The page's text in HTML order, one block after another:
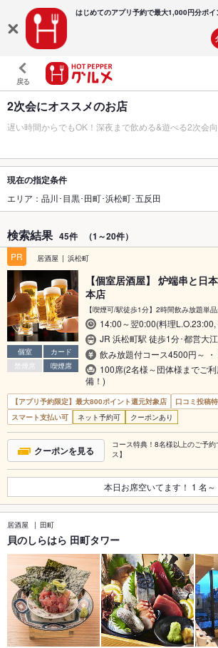
はじめてのアプリ予約で最大1,000円分ポイ
戻る
2次会にオススメのお店
遅い時間からでもOK！深夜まで飲める&遊べる2次会
現在の指定条件
エリア：品川･目黒･田町･浜松町･五反田
検索結果 45件 （1～20件）
PR 居酒屋 浜松町
個室
カード
禁煙席
喫煙席
【個室居酒屋】 炉端串と日
本店
【喫煙可/駅徒歩1分】2時間飲み放題単
14:00～翌0:00(料理
JR 浜松町駅 徒歩1分･都営大
飲み放題付コース4500円～
100席(2名様～団体様までご
備！)
【アプリ予約限定】最大800ポイント還元対象店
口コミ投稿
スマート支払い可
ネット予約可 クーポンあり
クーポンを見る
コース特典！8名様以上のご予
ス】
本日お席空いてます！ 1 名～
居酒屋 田町
貝のしらはら 田町タワー